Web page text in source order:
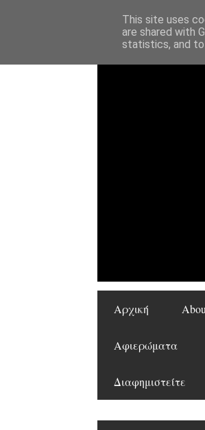
Αρχική
Αφιερώματα
Διαφημιστείτε
This site uses
are shared with
statistics, and